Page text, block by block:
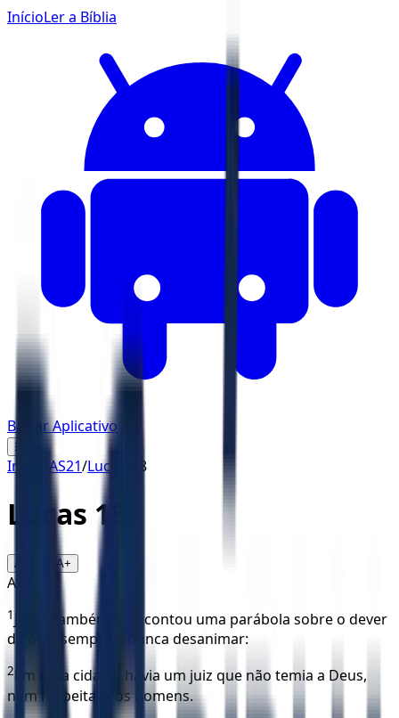
InícioLer a Bíblia
Baixar Aplicativo
☰
Início AS21/Lucas 18
Lucas 18
A- A+
AS21
1 Jesus também lhes contou uma parábola sobre o dever
de orar sempre e nunca desanimar:
2
Em uma cidade, havia um juiz que não temia a Deus,
nem respeitava os homens.